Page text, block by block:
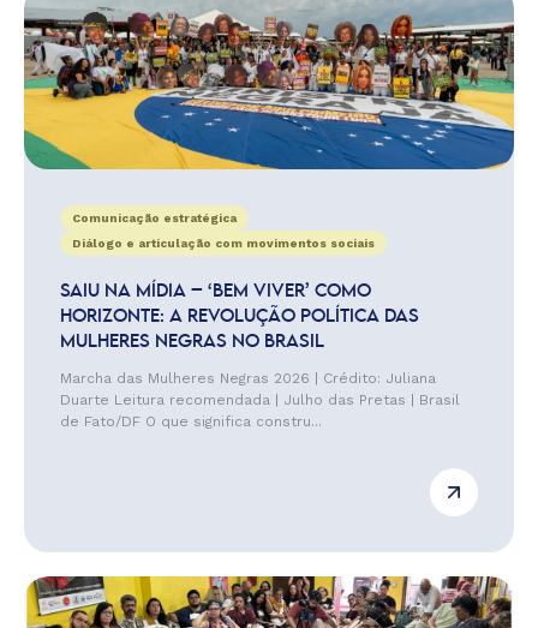
Comunicação estratégica
Diálogo e articulação com movimentos sociais
SAIU NA MÍDIA – ‘BEM VIVER’ COMO
HORIZONTE: A REVOLUÇÃO POLÍTICA DAS
MULHERES NEGRAS NO BRASIL
Marcha das Mulheres Negras 2026 | Crédito: Juliana
Duarte Leitura recomendada | Julho das Pretas | Brasil
de Fato/DF O que significa constru...